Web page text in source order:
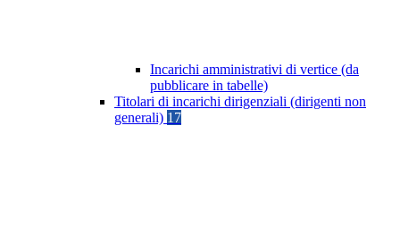
Incarichi amministrativi di vertice (da
pubblicare in tabelle)
Titolari di incarichi dirigenziali (dirigenti non
generali) 17